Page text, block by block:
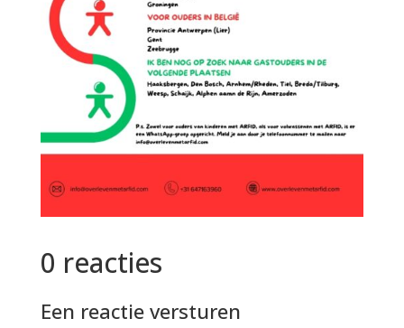
0 reacties
Een reactie versturen